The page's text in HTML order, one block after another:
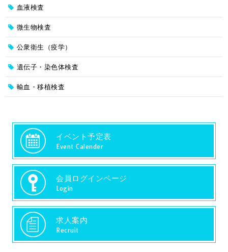
血液検査
微生物検査
公衆衛生（疫学）
遺伝子・染色体検査
輸血・移植検査
イベント予定表
Event Calender
会員ログインページ
Login
求人案内
Recruit